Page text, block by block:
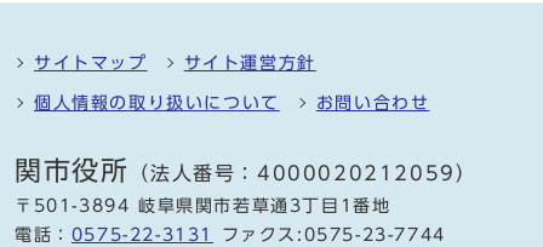
サイトマップ サイト運営方針
個人情報の取り扱いについて お問い合わせ
関市役所 （法人番号：4000020212059）
〒501-3894 岐阜県関市若草通3丁目1番地
電話： 0575-22-3131
ファクス:0575-23-7744